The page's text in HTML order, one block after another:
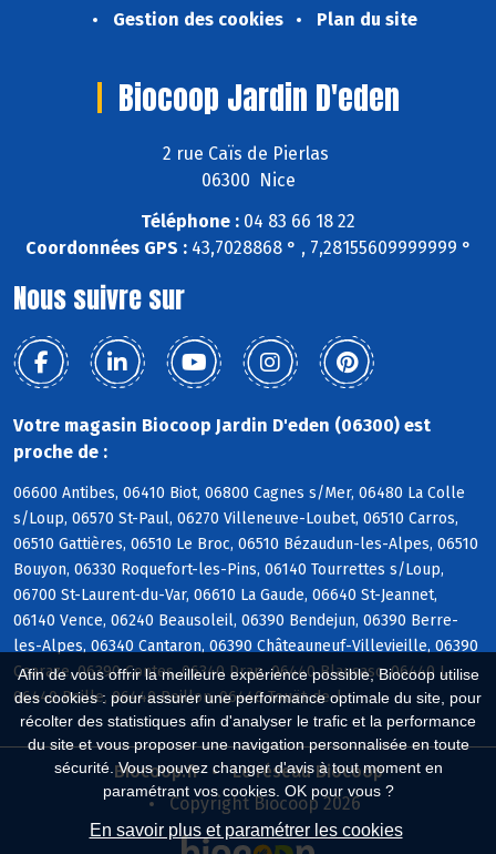
Afin de vous offrir la meilleure expérience possible, Biocoop utilise
des cookies : pour assurer une performance optimale du site, pour
récolter des statistiques afin d'analyser le trafic et la performance
du site et vous proposer une navigation personnalisée en toute
sécurité. Vous pouvez changer d'avis à tout moment en
paramétrant vos cookies. OK pour vous ?
En savoir plus et paramétrer les cookies
Gestion des cookies
Plan du site
Biocoop Jardin D'eden
2 rue Caïs de Pierlas
06300 Nice
Téléphone : 04 83 66 18 22
Coordonnées GPS :43,7028868 ° , 7,28155609999999 °
Nous suivre sur
Votre magasin Biocoop Jardin D'eden (06300) est
proche de :
06600 Antibes, 06410 Biot, 06800 Cagnes s/Mer, 06480 La Colle
s/Loup, 06570 St-Paul, 06270 Villeneuve-Loubet, 06510 Carros,
06510 Gattières, 06510 Le Broc, 06510 Bézaudun-les-Alpes, 06510
Bouyon, 06330 Roquefort-les-Pins, 06140 Tourrettes s/Loup,
06700 St-Laurent-du-Var, 06610 La Gaude, 06640 St-Jeannet,
06140 Vence, 06240 Beausoleil, 06390 Bendejun, 06390 Berre-
les-Alpes, 06340 Cantaron, 06390 Châteauneuf-Villevieille, 06390
Coaraze, 06390 Contes, 06340 Drap, 06440 Blausasc, 06440 L,
06440 Peille, 06440 Peillon, 06440 Touët-de-l
Biocoop.fr
Le réseau Biocoop
Copyright Biocoop 2026